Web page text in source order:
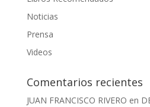
Noticias
Prensa
Videos
Comentarios recientes
JUAN FRANCISCO RIVERO en